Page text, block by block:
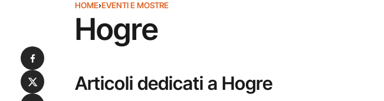
HOME›EVENTI E MOSTRE
Hogre
Articoli dedicati a Hogre
Condividi su Facebook
Condividi su X